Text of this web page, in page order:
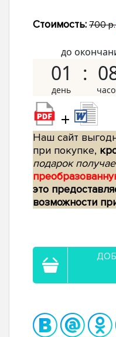
Стоимость: 700
до
01
+
Наш сайт
при покупке,
подарок
это
возможности